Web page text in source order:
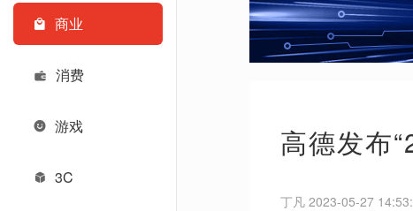
商业
消费
游戏
3C
高德发布
丁凡 2023-05-27